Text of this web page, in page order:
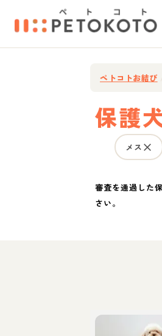
ペトコトお結び
保護
メス
審査を通過した
さい。